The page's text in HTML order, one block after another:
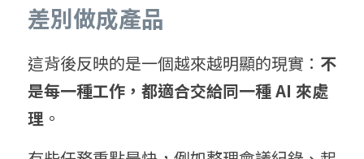
差別做成產品
這背後反映的是一個越來越明顯的現實： 不
是每一種工作，都適合交給同一種 AI 來處
理 。